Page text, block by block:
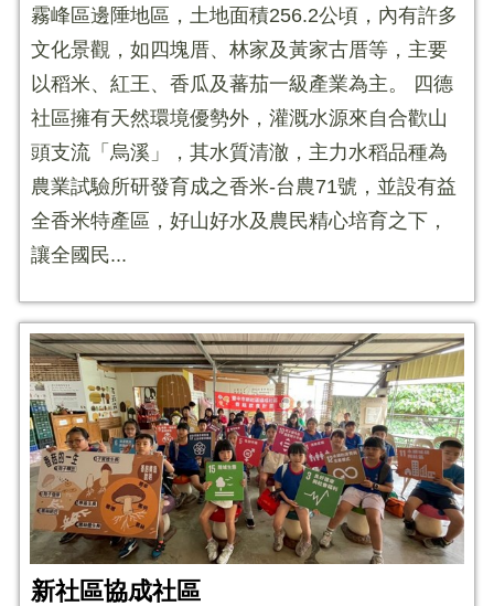
霧峰區邊陲地區，土地面積256.2公頃，內有許多
文化景觀，如四塊厝、林家及黃家古厝等，主要
以稻米、紅王、香瓜及蕃茄一級產業為主。 四德
社區擁有天然環境優勢外，灌溉水源來自合歡山
頭支流「烏溪」，其水質清澈，主力水稻品種為
農業試驗所研發育成之香米-台農71號，並設有益
全香米特產區，好山好水及農民精心培育之下，
讓全國民...
新社區協成社區